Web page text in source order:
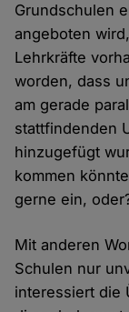
Grundschulen
angeboten
Lehrkräfte
worden, dass
am gerade
stattfindenden
hinzugefügt
kommen
gerne ein,
Mit anderen
Schulen nur
interessiert die